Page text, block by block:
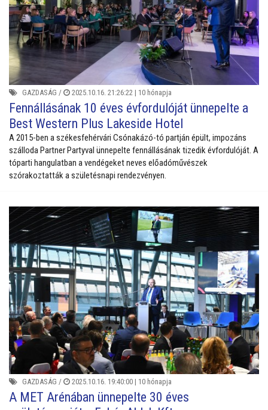
GAZDASÁG / 2025.10.16. 21:26:22 | 10 hónapja
Fennállásának 10 éves évfordulóját ünnepelte a
Best Western Plus Lakeside Hotel
A 2015-ben a székesfehérvári Csónakázó-tó partján épült, impozáns
szálloda Partner Partyval ünnepelte fennállásának tizedik évfordulóját. A
tóparti hangulatban a vendégeket neves előadóművészek
szórakoztatták a születésnapi rendezvényen.
GAZDASÁG / 2025.10.16. 19:40:00 | 10 hónapja
A MET Arénában ünnepelte 30 éves